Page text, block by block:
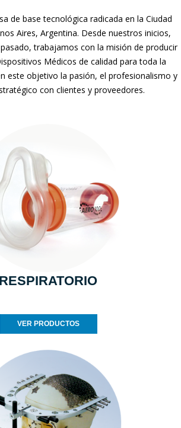
de base tecnológica radicada en la Ciudad
Aires, Argentina. Desde nuestros inicios,
trabajamos con la misión de producir
Médicos de calidad para toda la
este objetivo la pasión, el profesionalismo y
con clientes y proveedores.
RESPIRATORIO
VER PRODUCTOS